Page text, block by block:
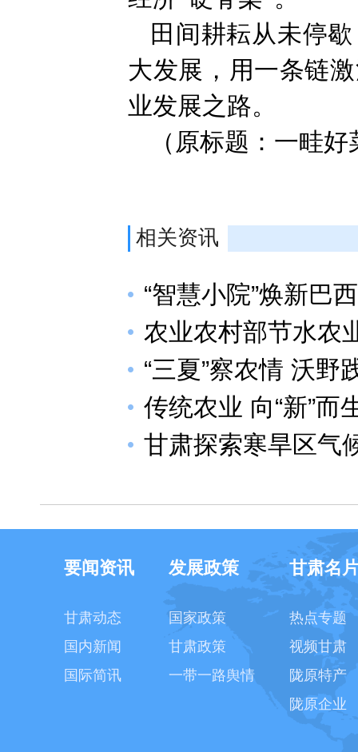
田间耕耘从未停
大发展，用一条链
业发展之路。
（原标题：一畦
相关资讯
“智慧小院”焕新巴
农业农村部节水农
“三夏”察农情 沃野
传统农业 向“新”而
甘肃探索寒旱区气
要闻资讯
甘肃动态
国内新闻
国际简讯
发展政策
国家政策
甘肃政策
一带一路舆情
甘肃名
热点专题
视频甘肃
陇原特产
陇原企业